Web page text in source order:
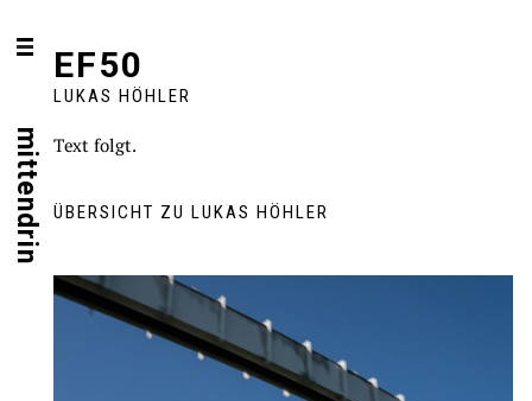
EF50
LUKAS HÖHLER
Text folgt.
ÜBERSICHT ZU LUKAS HÖHLER
mittendrin